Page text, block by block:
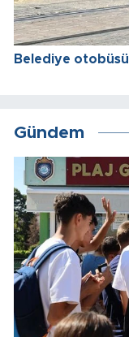
Belediye
Gündem